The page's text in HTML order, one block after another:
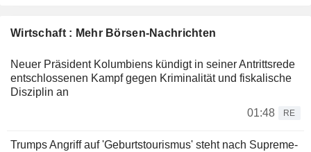
Wirtschaft : Mehr Börsen-Nachrichten
Neuer Präsident Kolumbiens kündigt in seiner Antrittsrede
entschlossenen Kampf gegen Kriminalität und fiskalische
Disziplin an
01:48
RE
Trumps Angriff auf 'Geburtstourismus' steht nach Supreme-